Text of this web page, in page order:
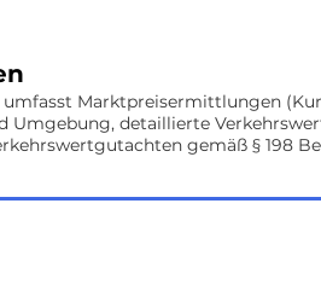
Marktpreisermittlungen
Umgebung, detaillierte
gemäß § 198